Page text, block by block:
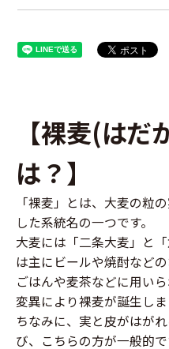
【裸麦(はだ
は？】
「裸麦」とは、大麦の粒
した系統名の一つです。
大麦には「二条大麦」と
は主にビールや焼酎など
ごはんや麦茶などに用い
変異により裸麦が誕生しま
ちなみに、実と皮がはが
び、こちらの方が一般的